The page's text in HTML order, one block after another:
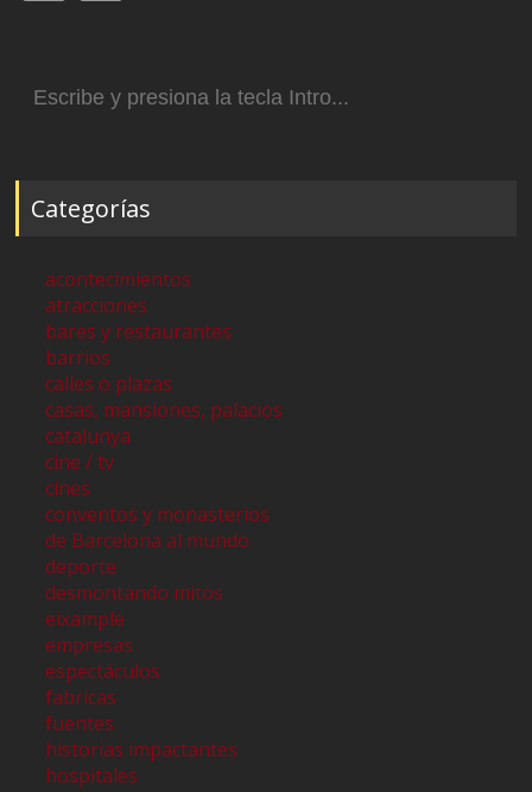
Categorías
acontecimientos
atracciones
bares y restaurantes
barrios
calles o plazas
casas, mansiones, palacios
catalunya
cine / tv
cines
conventos y monasterios
de Barcelona al mundo
deporte
desmontando mitos
eixample
empresas
espectáculos
fabricas
fuentes
historias impactantes
hospitales